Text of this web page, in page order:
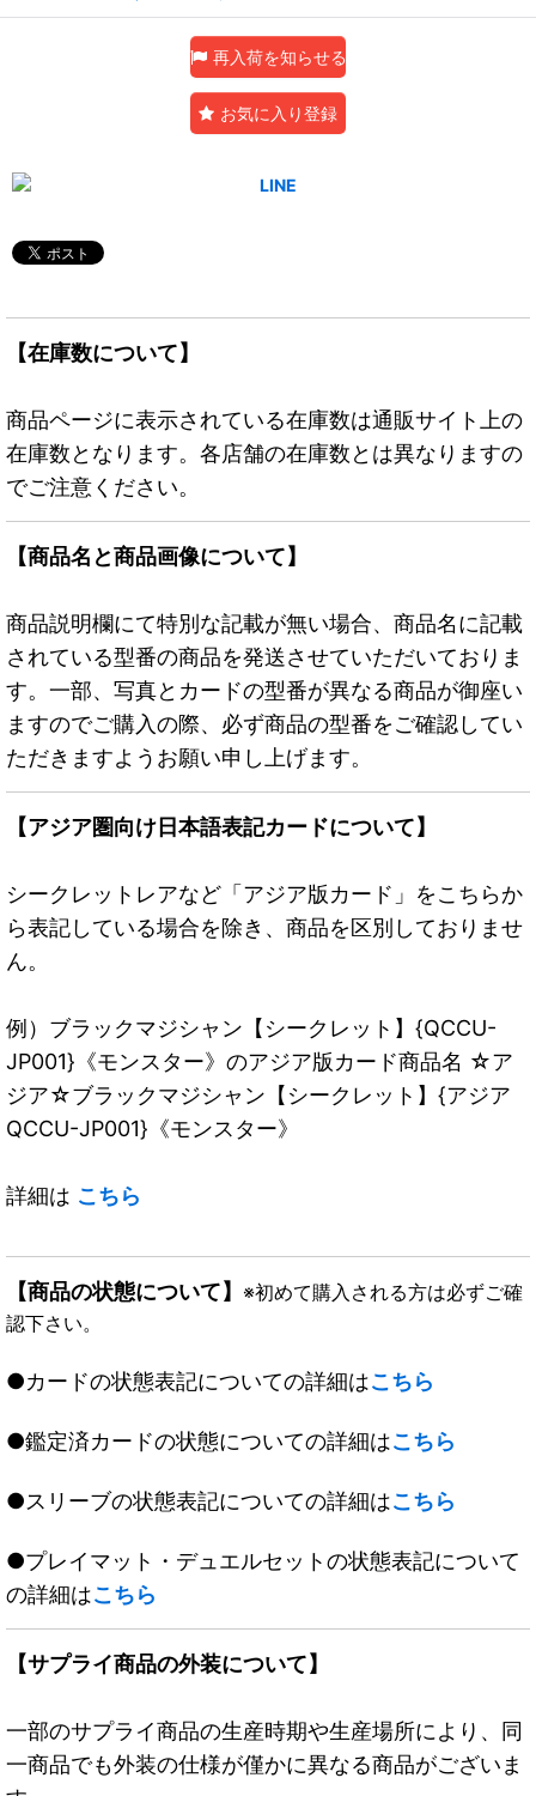
再入荷を知らせる
お気に入り登録
【在庫数について】
商品ページに表示されている在庫数は通販サイト上の
在庫数となります。各店舗の在庫数とは異なりますの
でご注意ください。
【商品名と商品画像について】
商品説明欄にて特別な記載が無い場合、商品名に記載
されている型番の商品を発送させていただいておりま
す。一部、写真とカードの型番が異なる商品が御座い
ますのでご購入の際、必ず商品の型番をご確認してい
ただきますようお願い申し上げます。
【アジア圏向け日本語表記カードについて】
シークレットレアなど「アジア版カード」をこちらか
ら表記している場合を除き、商品を区別しておりませ
ん。
例）ブラックマジシャン【シークレット】{QCCU-
JP001}《モンスター》のアジア版カード商品名 ☆ア
ジア☆ブラックマジシャン【シークレット】{アジア
QCCU-JP001}《モンスター》
詳細は こちら
【商品の状態について】 ※初めて購入される方は必ずご確
認下さい。
●カードの状態表記についての詳細はこちら
●鑑定済カードの状態についての詳細はこちら
●スリーブの状態表記についての詳細はこちら
●プレイマット・デュエルセットの状態表記について
の詳細はこちら
【サプライ商品の外装について】
一部のサプライ商品の生産時期や生産場所により、同
一商品でも外装の仕様が僅かに異なる商品がございま